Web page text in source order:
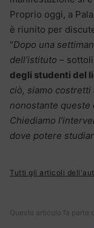
Proprio oggi, a
è riunito per
“Dopo una
dell’istituto –
degli studenti del
ciò, siamo costretti
nonostante
Chiediamo
dove potere
Tutti gli articoli
Questo articolo fa parte